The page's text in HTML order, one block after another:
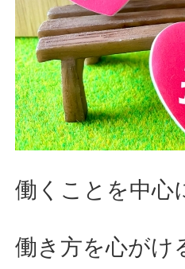
働くことを中心
働き方を心がけ